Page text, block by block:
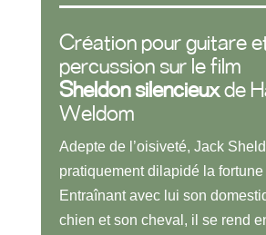
Création pour guitare
percussion sur le film
Sheldon silencieuxde
Weldom
Adepte de l’oisiveté, Jack
pratiquement dilapidé la
Entraînant avec lui son
chien et son cheval, il se rend